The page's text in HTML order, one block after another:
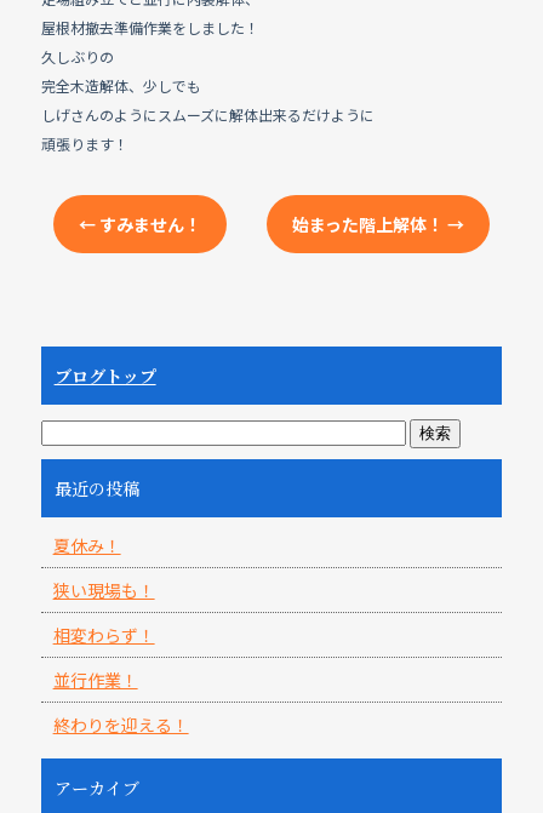
屋根材撤去準備作業をしました！
久しぶりの
完全木造解体、少しでも
しげさんのようにスムーズに解体出来るだけように
頑張ります！
←すみません！ 始まった階上解体！→
ブログトップ
最近の投稿
夏休み！
狭い現場も！
相変わらず！
並行作業！
終わりを迎える！
アーカイブ